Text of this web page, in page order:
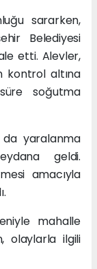
sararken,
Belediyesi
etti. Alevler,
kontrol altına
soğutma
yaralanma
geldi.
amacıyla
mahalle
olaylarla ilgili